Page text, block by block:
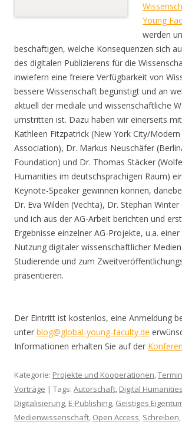
Young
werden
beschäftigen, welche Konsequenzen sich
des digitalen Publizierens für die
inwiefern eine freiere Verfügbarkeit von
bessere Wissenschaft begünstigt und an
aktuell der mediale und wissenschaftliche
umstritten ist. Dazu haben wir einerseits
Kathleen Fitzpatrick (New York City/
Association), Dr. Markus Neuschäfer
Foundation) und Dr. Thomas Stäcker
Humanities im deutschsprachigen Raum)
Keynote-Speaker gewinnen können,
Dr. Eva Wilden (Vechta), Dr. Stephan
und ich aus der AG-Arbeit berichten und
Ergebnisse einzelner AG-Projekte, u.a.
Nutzung digitaler wissenschaftlicher
Studierende und zum
präsentieren.
Der Eintritt ist kostenlos, eine Anmeldung
unter blog@global-young-faculty.de
Informationen erhalten Sie auf der
Kategorie: Projekte und Kooperationen,
Vorträge | Tags: Autorschaft, Digital Humanities
Digitalisierung, E-Publishing, Geistiges
Medienwissenschaft, Open Access, Schreiben,